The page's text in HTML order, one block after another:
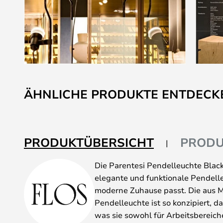
Anfang
der
ÄHNLICHE PRODUKTE
PRODUKTÜBERSICHT
Die Parentesi Pendelleuchte
elegante und funktionale
moderne Zuhause passt. Die
Pendelleuchte ist so konzipiert,
was sie sowohl für